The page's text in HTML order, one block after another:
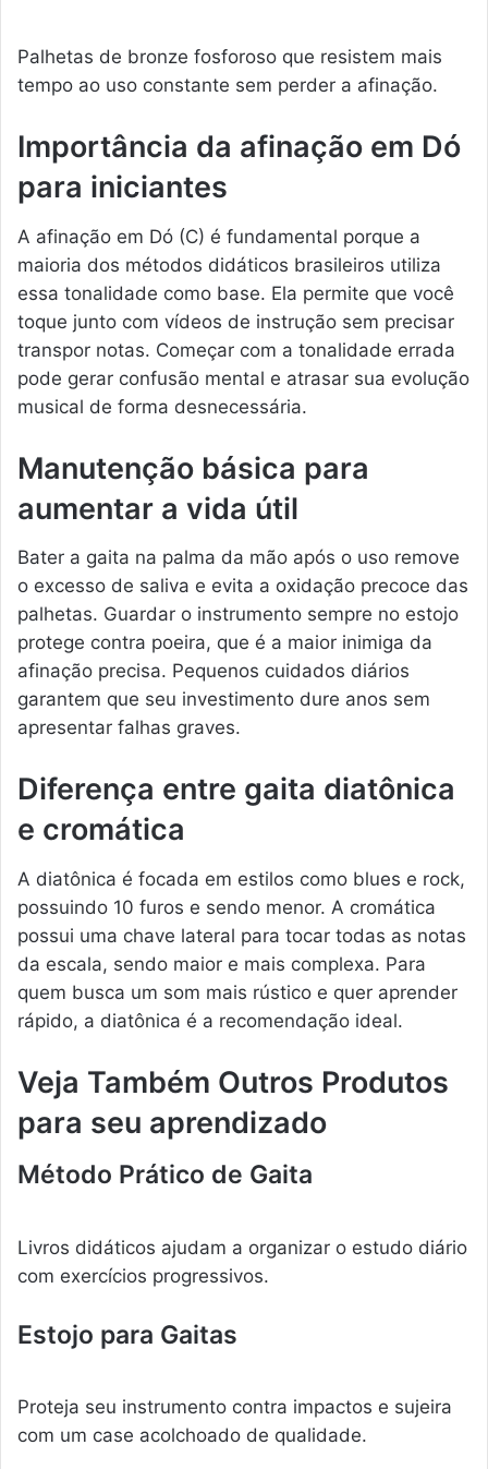
Palhetas de bronze fosforoso que resistem mais
tempo ao uso constante sem perder a afinação.
Importância da afinação em Dó
para iniciantes
A afinação em Dó (C) é fundamental porque a
maioria dos métodos didáticos brasileiros utiliza
essa tonalidade como base. Ela permite que você
toque junto com vídeos de instrução sem precisar
transpor notas. Começar com a tonalidade errada
pode gerar confusão mental e atrasar sua evolução
musical de forma desnecessária.
Manutenção básica para
aumentar a vida útil
Bater a gaita na palma da mão após o uso remove
o excesso de saliva e evita a oxidação precoce das
palhetas. Guardar o instrumento sempre no estojo
protege contra poeira, que é a maior inimiga da
afinação precisa. Pequenos cuidados diários
garantem que seu investimento dure anos sem
apresentar falhas graves.
Diferença entre gaita diatônica
e cromática
A diatônica é focada em estilos como blues e rock,
possuindo 10 furos e sendo menor. A cromática
possui uma chave lateral para tocar todas as notas
da escala, sendo maior e mais complexa. Para
quem busca um som mais rústico e quer aprender
rápido, a diatônica é a recomendação ideal.
Veja Também Outros Produtos
para seu aprendizado
Método Prático de Gaita
Livros didáticos ajudam a organizar o estudo diário
com exercícios progressivos.
Estojo para Gaitas
Proteja seu instrumento contra impactos e sujeira
com um case acolchoado de qualidade.